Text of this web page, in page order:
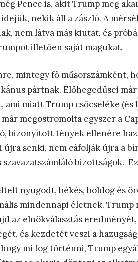
Pence is, akit Trump meg
nekik áll a zászló. A
nem látva más kiutat, és
illetően saját magukat.
mintegy fő műsorszámként,
pártnak. Előhegedűsei
ami miatt Trump csőcseléke (és
megostromolta egyszer a
bizonyított tények ellenére
senki, nem cáfolják újra a
bizottságok.
nyugodt, békés, boldog és
mindennapi életnek.
az elnökválasztás
és kezdetét veszi a
mi fog történni, Trump